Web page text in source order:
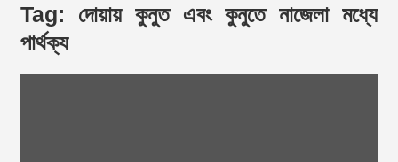
Tag: দোয়ায় কুনুত এবং কুনুতে নাজেলা মধ্যে
পার্থক্য